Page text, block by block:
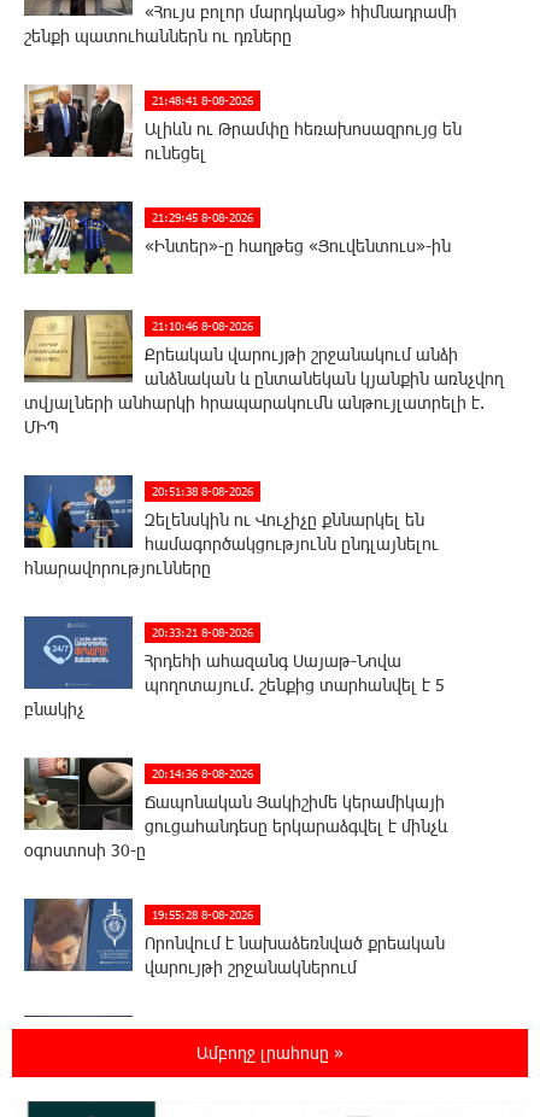
«Հույս բոլոր մարդկանց» հիմնադրամի
շենքի պատուհաններն ու դռները
21:48:41 8-08-2026
Ալիևն ու Թրամփը հեռախոսազրույց են
ունեցել
21:29:45 8-08-2026
«Ինտեր»-ը հաղթեց «Յուվենտուս»-ին
21:10:46 8-08-2026
Քրեական վարույթի շրջանակում անձի
անձնական և ընտանեկան կյանքին առնչվող
տվյալների անհարկի հրապարակումն անթույլատրելի է.
ՄԻՊ
20:51:38 8-08-2026
Զելենսկին ու Վուչիչը քննարկել են
համագործակցությունն ընդլայնելու
հնարավորությունները
20:33:21 8-08-2026
Հրդեհի ահազանգ Սայաթ-Նովա
պողոտայում. շենքից տարհանվել է 5
բնակիչ
20:14:36 8-08-2026
Ճապոնական Յակիշիմե կերամիկայի
ցուցահանդեսը երկարաձգվել է մինչև
օգոստոսի 30-ը
19:55:28 8-08-2026
Որոնվում է նախաձեռնված քրեական
վարույթի շրջանակներում
19:37:10 8-08-2026
Փաշինյանն ու Թրամփը հեռախոսազրույց
են ունեցել
Ամբողջ լրահոսը »